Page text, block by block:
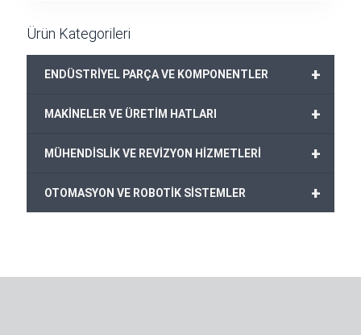
Ürün Kategorileri
+
ENDÜSTRİYEL PARÇA VE KOMPONENTLER
+
MAKİNELER VE ÜRETİM HATLARI
+
MÜHENDİSLİK VE REVİZYON HİZMETLERİ
+
OTOMASYON VE ROBOTİK SİSTEMLER